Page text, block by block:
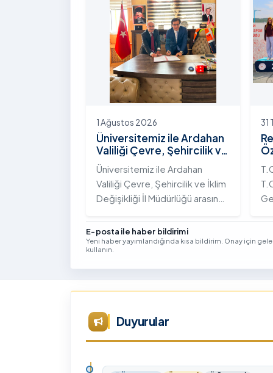
Yolunda Bilim Diplomasisi:
Akademi Lansmanı” programına
katıldı.
1 Ağustos 2026
Üniversitemiz ile Ardahan
Valiliği Çevre, Şehircilik ve
İklim Değişikliği İl
Müdürlüğü Arasında İş
Birliği Protokolü İmzalandı
Üniversitemiz ile Ardahan
Valiliği Çevre, Şehircilik ve İklim
Değişikliği İl Müdürlüğü arasında
güçlendirmek amacıyla
stratejik bir protokole imza
31
E-posta ile haber bildirimi
Yeni haber yayımlandığında kısa bildirim. Onay için
kullanın.
Duyurular